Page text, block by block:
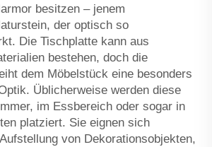
besitzen – jenem
der optisch so
Die Tischplatte kann aus
bestehen, doch die
dem Möbelstück eine besonders
Üblicherweise werden diese
im Essbereich oder sogar in
platziert. Sie eignen sich
von Dekorationsobjekten,